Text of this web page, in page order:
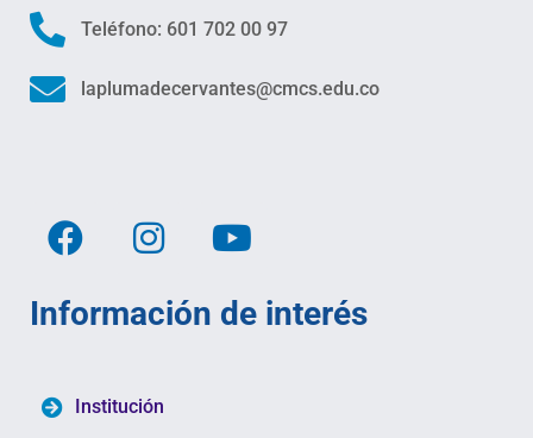
Teléfono: 601 702 00 97
laplumadecervantes@cmcs.edu.co
Información de interés
Institución